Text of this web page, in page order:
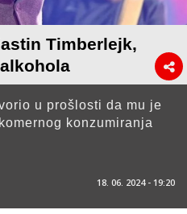
Timberlejk,
u prošlosti da mu je
konzumiranja
18. 06. 2024 - 19:20